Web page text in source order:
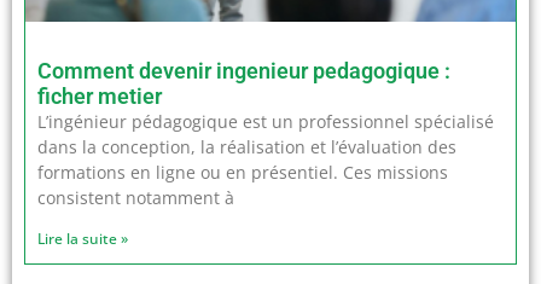
Comment devenir ingenieur pedagogique :
ficher metier
L’ingénieur pédagogique est un professionnel spécialisé
dans la conception, la réalisation et l’évaluation des
formations en ligne ou en présentiel. Ces missions
consistent notamment à
Lire la suite »